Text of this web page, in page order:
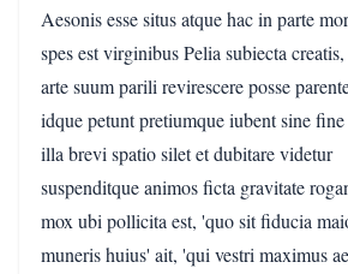
Aesonis esse situs atque hac in parte
spes est virginibus Pelia subiecta creatis,
arte suum parili revirescere posse
idque petunt pretiumque iubent sine
illa brevi spatio silet et dubitare videtur
suspenditque animos ficta gravitate
mox ubi pollicita est, 'quo sit fiducia
muneris huius' ait, 'qui vestri maximus